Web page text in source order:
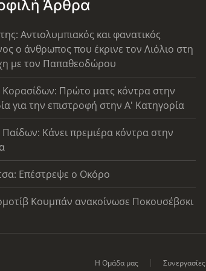
Άρθρα
Αντιολυμπιακός και φανατικός
ο άνθρωπος που έκρινε τον Λιόλιο στη
με τον Παπαθεοδώρου
Κορασίδων: Πρώτο ματς κόντρα στην
για την επιστροφή στην Α' Κατηγορία
Παίδων: Κάνει πρεμιέρα κόντρα στην
Επέστρεψε ο Οκόρο
Κουμπάν ανακοίνωσε Ποκουσέβσκι
Η Ομάδα μας Συνεργασίες